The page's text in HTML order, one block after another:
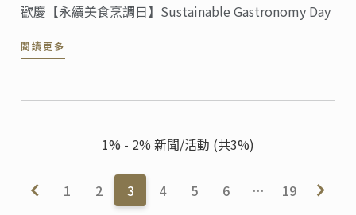
歡慶【永續美食烹調日】Sustainable Gastronomy Day
閱讀更多
1% - 2% 新聞/活動 (共3%)
1 2 3 4 5 6 … 19